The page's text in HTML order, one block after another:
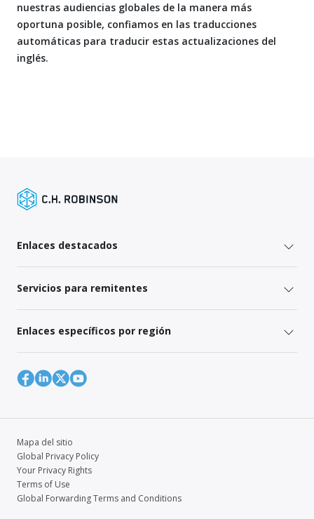
nuestras audiencias globales de la manera más
oportuna posible, confiamos en las traducciones
automáticas para traducir estas actualizaciones del
inglés.
Enlaces destacados
Servicios para remitentes
Enlaces específicos por región
Mapa del sitio
Global Privacy Policy
Your Privacy Rights
Terms of Use
Global Forwarding Terms and Conditions